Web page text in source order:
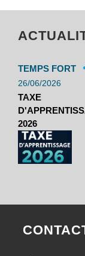
TEMPS FORT
26/06/2026
TAXE
2026